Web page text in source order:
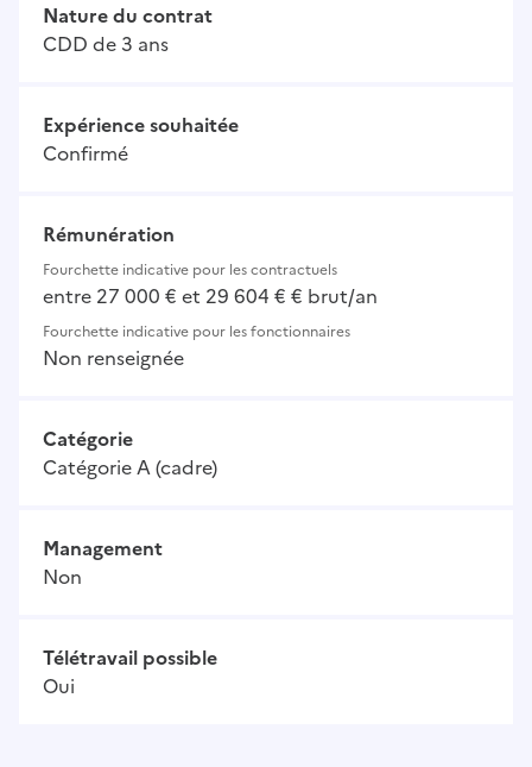
Nature du contrat
CDD de 3 ans
Expérience souhaitée
Confirmé
Rémunération
Fourchette indicative pour les contractuels
entre 27 000 € et 29 604 € € brut/an
Fourchette indicative pour les fonctionnaires
Non renseignée
Catégorie
Catégorie A (cadre)
Management
Non
Télétravail possible
Oui